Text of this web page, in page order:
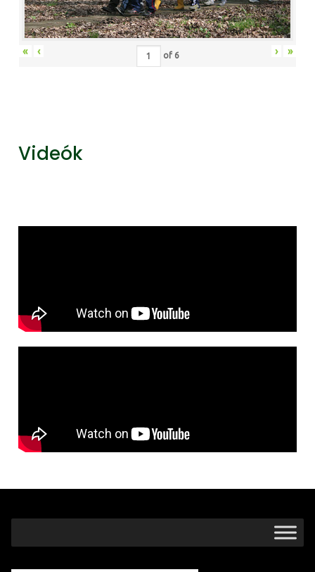
« ‹ of 6 › »
Videók